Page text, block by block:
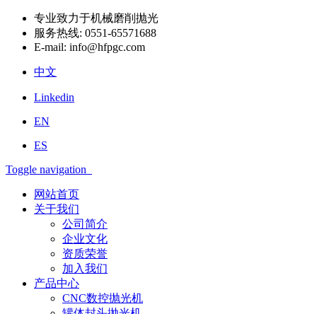
专业致力于机械磨削抛光
服务热线: 0551-65571688
E-mail: info@hfpgc.com
中文
Linkedin
EN
ES
Toggle navigation
网站首页
关于我们
公司简介
企业文化
资质荣誉
加入我们
产品中心
CNC数控抛光机